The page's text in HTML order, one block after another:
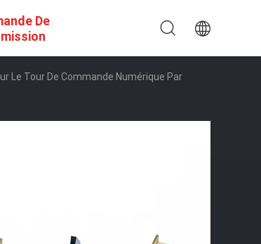
De
Le Tour De Commande Numérique Par